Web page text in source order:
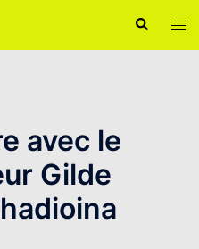
avec le
Gilde